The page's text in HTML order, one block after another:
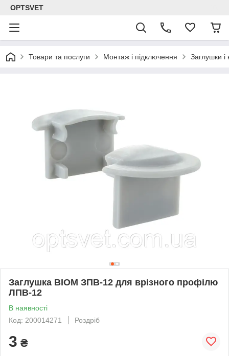
OPTSVET
Товари та послуги Монтаж і підключення Заглушки і
Заглушка BIOM ЗПВ-12 для врізного профілю
ЛПВ-12
В наявності
Код: 200014271
Роздріб
3 ₴